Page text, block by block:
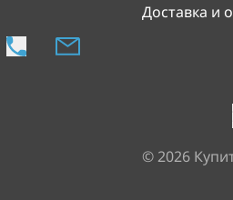
Доставка и
©2026